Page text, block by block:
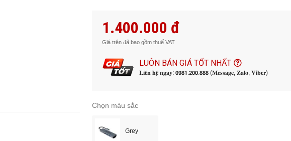
1.400.000 đ
Giá trên đã bao gồm thuế VAT
LUÔN BÁN GIÁ TỐT NHẤT
𝐋𝐢𝐞̂𝐧 𝐡𝐞̣̂ 𝐧𝐠𝐚𝐲: 𝟬𝟵𝟴𝟭.𝟮𝟬𝟬.𝟴𝟴𝟴 (𝐌𝐞𝐬𝐬𝐚𝐠𝐞, 𝐙𝐚𝐥𝐨, 𝐕𝐢𝐛𝐞𝐫)
Chọn màu sắc
Grey